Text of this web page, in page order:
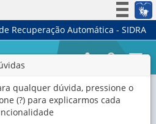
Simplifique!
Legislação
Canais
Recuperação Automática - SIDRA
Sustentável
(também se aplica aos
qualquer dúvida, pressione o
(?) para explicarmos cada